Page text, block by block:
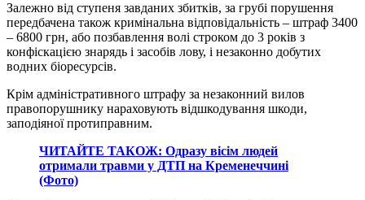
Залежно від ступеня завданих збитків, за грубі порушення
передбачена також кримінальна відповідальність – штраф 3400
– 6800 грн, або позбавлення волі строком до 3 років з
конфіскацією знарядь і засобів лову, і незаконно добутих
водних біоресурсів.
Крім адміністративного штрафу за незаконний вилов
правопорушнику нараховують відшкодування шкоди,
заподіяної протиправним.
ЧИТАЙТЕ ТАКОЖ: Одразу вісім людей
отримали травми у ДТП на Кременеччині
(Фото)